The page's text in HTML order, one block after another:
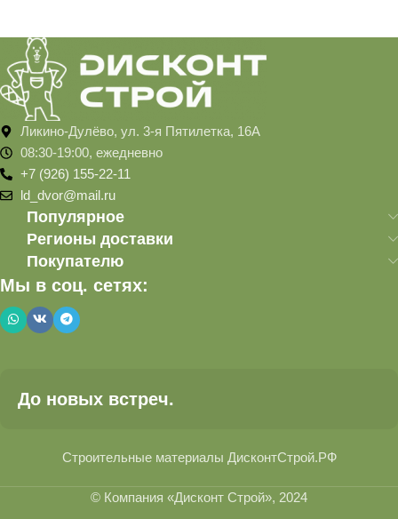
Ликино-Дулёво, ул. 3-я Пятилетка, 16А
08:30-19:00, ежедневно
+7 (926) 155-22-11
ld_dvor@mail.ru
Популярное
Регионы доставки
Покупателю
Мы в соц. сетях:
До новых встреч.
Строительные материалы ДисконтСтрой.РФ
© Компания «Дисконт Строй», 2024